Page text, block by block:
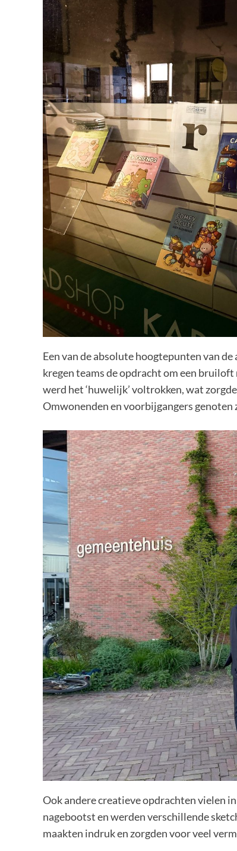
Een van de absolute hoogtepunten van
kregen teams de opdracht om een
werd het ‘huwelijk’ voltrokken, wat
Omwonenden en voorbijgangers
Ook andere creatieve opdrachten vielen
nagebootst en werden verschillende
maakten indruk en zorgden voor veel